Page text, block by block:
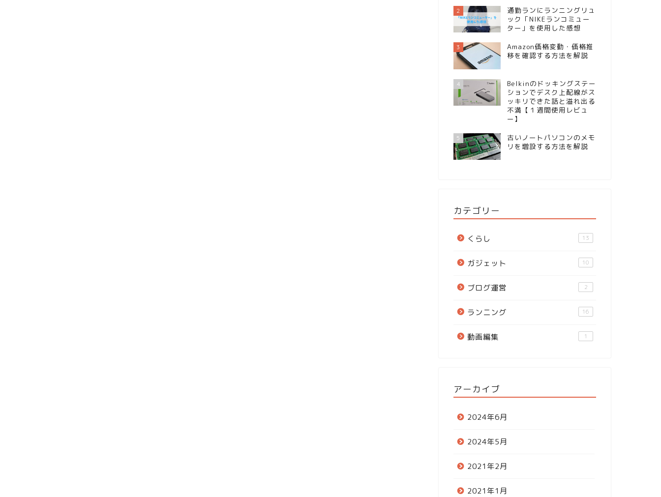
2
通勤ランにランニングリュ
ック「NIKEランコミュー
ター」を使用した感想
3
Amazon価格変動・価格推
移を確認する方法を解説
4
Belkinのドッキングステー
ションでデスク上配線がス
ッキリできた話と溢れ出る
不満【１週間使用レビュ
ー】
5
古いノートパソコンのメモ
リを増設する方法を解説
カテゴリー
くらし 13
ガジェット 10
ブログ運営 2
ランニング 16
動画編集 1
アーカイブ
2024年6月
2024年5月
2021年2月
2021年1月